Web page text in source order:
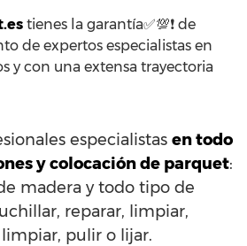
tienes la garantía✅💯❗ de
de expertos especialistas en
y con una extensa trayectoria
especialistas en todo
y colocación de parquet:
madera y todo tipo de
reparar, limpiar,
pulir o lijar.